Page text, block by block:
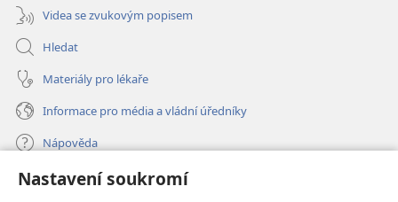
Nastavení soukromí
Videa se zvukovým popisem
Hledat
Materiály pro lékaře
Informace pro média a vládní úředníky
Nápověda
Dary